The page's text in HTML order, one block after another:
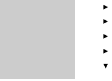
►
►
►
►
▼